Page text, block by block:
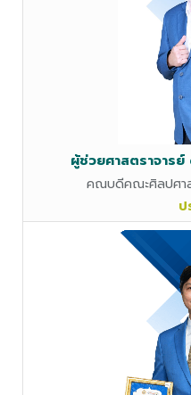
ผู้ช่วยศาสตราจาร
คณบดีคณะศิลปศาส
ป